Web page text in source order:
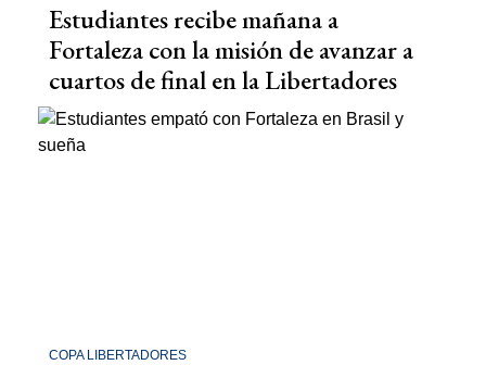
Estudiantes recibe mañana a
Fortaleza con la misión de avanzar a
cuartos de final en la Libertadores
COPA LIBERTADORES